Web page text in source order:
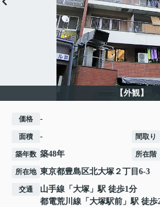
【外観】
価格 -
面積 - 間取り
築年数 築48年 所在階
所在地 東京都豊島区北大塚 ２丁目6-3
交通 山手線 「 大塚 」駅 徒歩1分
都電荒川線 「 大塚駅前 」駅 徒歩